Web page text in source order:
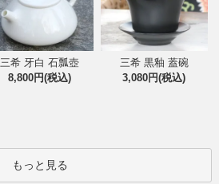
三希 牙白 石瓢壺
8,800円(税込)
三希 黒釉 蓋碗
3,080円(税込)
もっと見る